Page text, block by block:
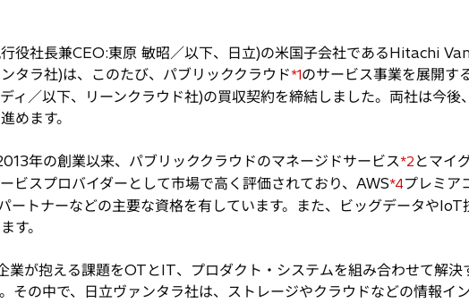
役社長兼CEO:東原 敏昭／以下、日立)の米国子会社であるHitachi
タラ社)は、このたび、パブリッククラウド*1のサービス事業を展開
ィ／以下、リーンクラウド社)の買収契約を締結しました。両社は今後
めます。
年の創業以来、パブリッククラウドのマネージドサービス*2 とマイ
ビスプロバイダーとして市場で高く評価されており、AWS*4プレミア
トナーなどの主要な資格を有しています。また、ビッグデータやIoT
す。
業が抱える課題をOTとIT、プロダクト・システムを組み合わせて解決
その中で、日立ヴァンタラ社は、ストレージやクラウドなどの情報イ